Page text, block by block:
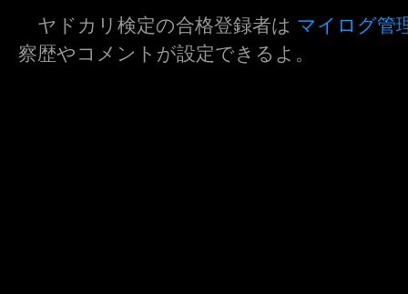
ヤドカリ検定の合格登録者は マイログ管
察歴やコメントが設定できるよ。